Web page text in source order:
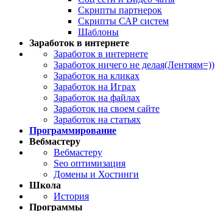
Скрипты партнерок
Скрипты САР систем
Шаблоны
Заработок в интернете
Заработок в интернете
Заработок ничего не делая(Лентяям=))
Заработок на кликах
Заработок на Играх
Заработок на файлах
Заработок на своем сайте
Заработок на статьях
Программирование
Вебмастеру
Вебмастеру
Seo оптимизация
Домены и Хостинги
Школа
История
Программы